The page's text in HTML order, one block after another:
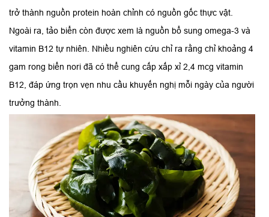
trở thành nguồn protein hoàn chỉnh có nguồn gốc thực vật.
Ngoài ra, tảo biển còn được xem là nguồn bổ sung omega-3 và
vitamin B12 tự nhiên. Nhiều nghiên cứu chỉ ra rằng chỉ khoảng 4
gam rong biển nori đã có thể cung cấp xấp xỉ 2,4 mcg vitamin
B12, đáp ứng trọn vẹn nhu cầu khuyến nghị mỗi ngày của người
trưởng thành.